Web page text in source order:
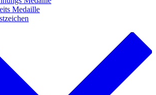
Medaille